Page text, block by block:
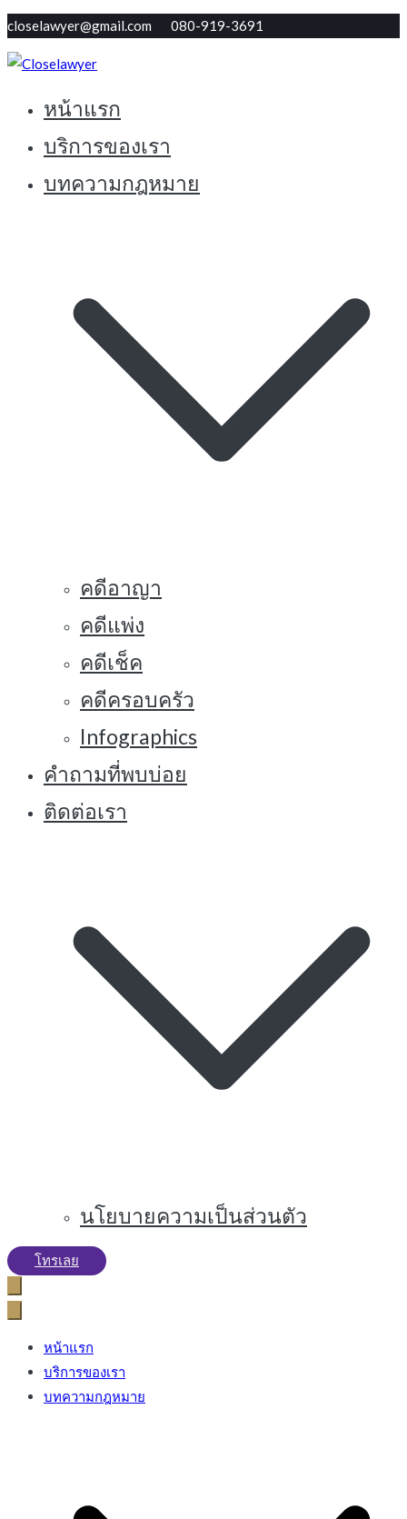
Skip
to
content
closelawyer@gmail.com 080-919-3691
Closelawyer
ทนายใกล้ตัว รับปรึกษากฏหมายฟรี
หน้าแรก
บริการของเรา
บทความกฎหมาย
คดีอาญา
คดีแพ่ง
คดีเช็ค
คดีครอบครัว
Infographics
คำถามที่พบบ่อย
ติดต่อเรา
นโยบายความเป็นส่วนตัว
โทรเลย
หน้าแรก
บริการของเรา
บทความกฎหมาย